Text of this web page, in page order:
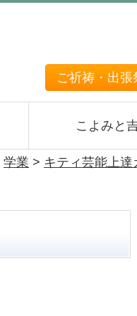
ご祈祷・出
こよみと
学業 > キティ芸能上達